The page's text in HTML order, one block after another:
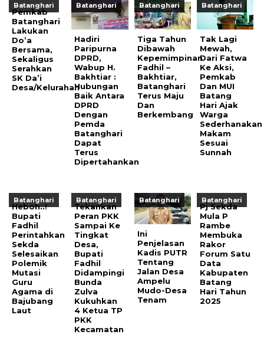
Batanghari
Pemkab
Batanghari
Lakukan
Do’a
Bersama,
Sekaligus
Serahkan
SK Da’i
Desa/Kelurahan
Batanghari
Hadiri
Paripurna
DPRD,
Wabup H.
Bakhtiar :
Hubungan
Baik Antara
DPRD
Dengan
Pemda
Batanghari
Dapat
Terus
Dipertahankan
Batanghari
Tiga Tahun
Dibawah
Kepemimpinan
Fadhil –
Bakhtiar,
Batanghari
Terus Maju
Dan
Berkembang
Batanghari
Tak Lagi
Mewah,
Dari Fatwa
Ke Aksi,
Pemkab
Dan MUI
Batang
Hari Ajak
Warga
Sederhanakan
Makam
Sesuai
Sunnah
Batanghari
Heboh..!
Bupati
Fadhil
Perintahkan
Sekda
Selesaikan
Polemik
Mutasi
Guru
Agama di
Bajubang
Laut
Batanghari
Tekankan
Peran PKK
Sampai Ke
Tingkat
Desa,
Bupati
Fadhil
Didampingi
Bunda
Zulva
Kukuhkan
4 Ketua TP
PKK
Kecamatan
Batanghari
Ini
Penjelasan
Kadis PUTR
Tentang
Jalan Desa
Ampelu
Mudo-Desa
Tenam
Batanghari
Pj Sekda
Mula P
Rambe
Membuka
Rakor
Forum Satu
Data
Kabupaten
Batang
Hari Tahun
2025